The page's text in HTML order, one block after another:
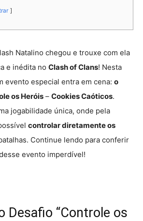
Natalino chegou e trouxe com ela
e inédita no Clash of Clans! Nesta
evento especial entra em cena: o
os Heróis – Cookies Caóticos.
jogabilidade única, onde pela
controlar diretamente os
Continue lendo para conferir
evento imperdível!
Desafio “Controle os